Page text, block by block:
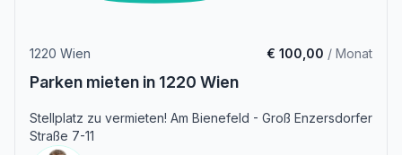
1220 Wien € 100,00 / Monat
Parken mieten in 1220 Wien
Stellplatz zu vermieten! Am Bienefeld - Groß Enzersdorfer
Straße 7-11